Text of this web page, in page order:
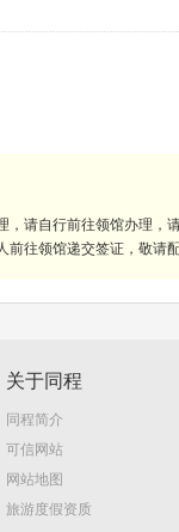
请自行前往领馆办理，
往领馆递交签证，敬请
关于同程
同程简介
可信网站
网站地图
旅游度假资质